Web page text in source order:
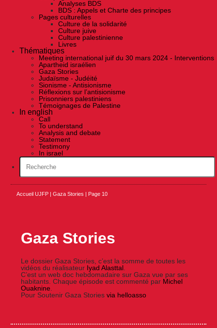
Analyses BDS
BDS : Appels et Charte des principes
Pages culturelles
Culture de la solidarité
Culture juive
Culture palestinienne
Livres
Thématiques
Meeting international juif du 30 mars 2024 - Interventions
Apartheid israélien
Gaza Stories
Judaïsme - Judéité
Sionisme - Antisionisme
Réflexions sur l’antisionisme
Prisonniers palestiniens
Témoignages de Palestine
In english
Call
To understand
Analysis and debate
Statement
Testimony
In israel
Accueil UJFP| Gaza Stories Page 10
Gaza Stories
Le dossier Gaza Stories, c’est la somme de toutes les
vidéos du réalisateur Iyad Alasttal.
C’est un web doc hebdomadaire sur Gaza vue par ses
habitants. Chaque épisode est commenté par Michel
Ouaknine.
Pour Soutenir Gaza Stories via helloasso